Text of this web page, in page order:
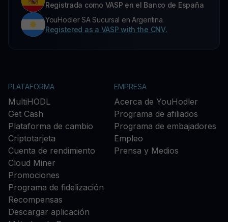
Registrada como VASP en el Banco de España
YouHodler SA Sucursal en Argentina.
Registered as a VASP with the CNV.
PLATAFORMA
MultiHODL
Get Cash
Plataforma de cambio
Criptotarjeta
Cuenta de rendimiento
Cloud Miner
Promociones
Programa de fidelización
Recompensas
Descargar aplicación
EMPRESA
Acerca de YouHodler
Programa de afiliados
Programa de embajadores
Empleo
Prensa y Medios